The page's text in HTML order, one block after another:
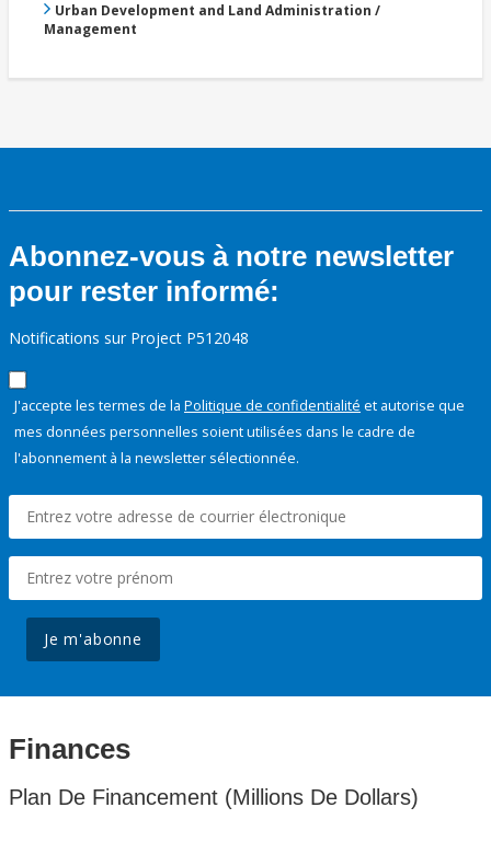
Urban Development and Land Administration /
Management
Abonnez-vous à notre newsletter
pour rester informé:
Notifications sur Project P512048
J'accepte les termes de la Politique de confidentialité et autorise que
mes données personnelles soient utilisées dans le cadre de
l'abonnement à la newsletter sélectionnée.
Je m'abonne
Finances
Plan De Financement (Millions De Dollars)